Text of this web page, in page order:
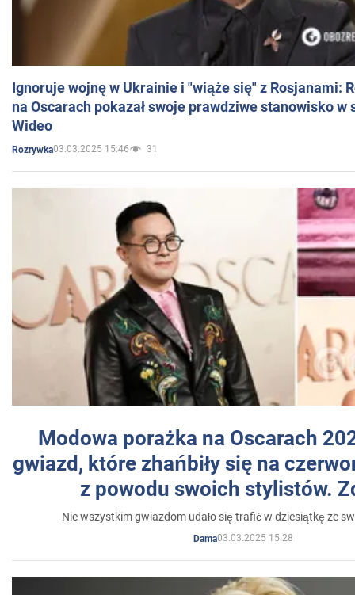
Ignoruje wojnę w Ukrainie i "wiąże się" z Rosjanami:
na Oscarach pokazał swoje prawdziwe stanowisko w
Wideo
Rozrywka03.03.2025 15:46 31
Modowa porażka na Oscarach
gwiazd, które zhańbiły się na
z powodu swoich stylistów.
Nie wszystkim gwiazdom udało się trafić w dziesiątkę ze
Dama03.03.2025 15:28